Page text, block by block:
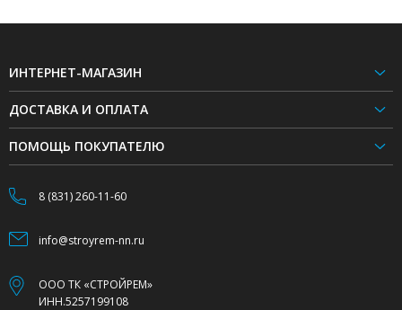
ИНТЕРНЕТ-МАГАЗИН
ДОСТАВКА И ОПЛАТА
ПОМОЩЬ ПОКУПАТЕЛЮ
8 (831) 260-11-60
info@stroyrem-nn.ru
ООО ТК «СТРОЙРЕМ»
ИНН.5257199108